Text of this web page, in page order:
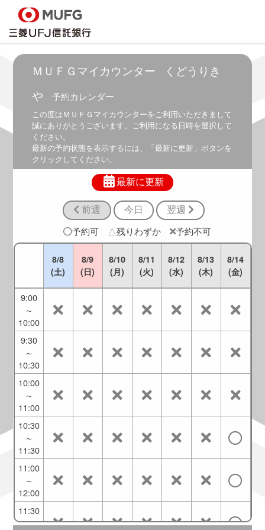
ＭＵＦＧマイカウンター
くどうりき
や 予約カレンダー
この度はＭＵＦＧマイカウンターをご利用いただきまして
誠にありがとうございます。ご利用になる日時を選択して
ください。
最新の予約状態を表示するには、「最新に更新」ボタンを
クリックしてください。
最新に更新
前週 今日 翌週
予約可 △残りわずか 予約不可
8/8
(土)
8/9
(日)
8/10
(月)
8/11
(火)
8/12
(水)
8/13
(木)
8/14
(金)
～
6:30
6:00
～
7:00
～
7:00
8:00
7:30
9:00
～
10:00
9:30
～
10:30
10:00
～
11:00
10:30
～
11:30
11:00
～
12:00
11:30
～